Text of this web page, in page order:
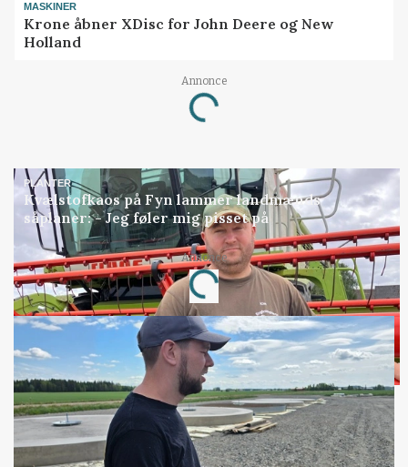
MASKINER
Krone åbner XDisc for John Deere og New
Holland
Annonce
Loading...
PLANTER
Kvælstofkaos på Fyn lammer landmænds
såplaner: - Jeg føler mig pisset på
Annonce
Loading...